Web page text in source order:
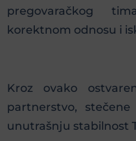
pregovaračkog
korektnom odnosu i
Kroz ovako
partnerstvo,
unutrašnju stabilnost